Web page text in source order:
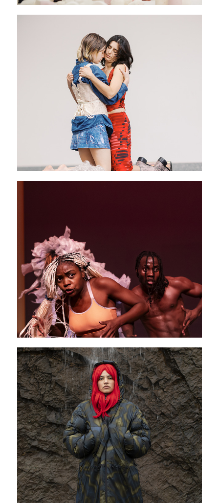
11 - 13 février 2026
Mbok’Elengi
11 - 13 mars 2026
PAVILLON ADC